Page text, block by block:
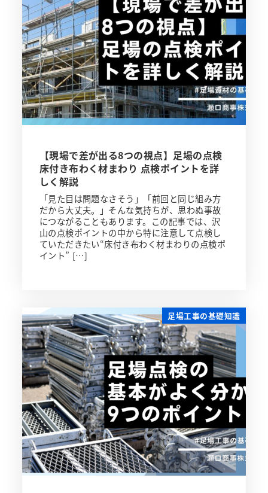
【現場で差が出る8つの視点】足場の点検
床付き布わく材まわり 点検ポイントを詳
しく解説
「見た目は問題なさそう」「前回と同じ組み方
だから大丈夫。」そんな気持ちが、思わぬ事故
につながることもあります。この記事では、沢
山の点検ポイントの中から特に注意して点検し
ていただきたい“床付き布わく材まわりの点検ポ
イント” […]
足場工事の基礎知識